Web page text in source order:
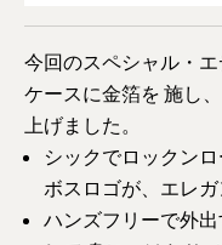
今回のスペシャル・
ケースに金箔を 施し、
上げました。
シックでロックン
ボスロゴが、エレ
ハンズフリーで外